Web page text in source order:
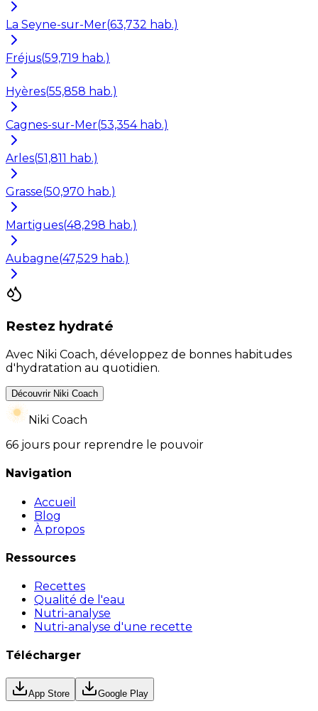
La Seyne-sur-Mer(63,732 hab.)
Fréjus(59,719 hab.)
Hyères(55,858 hab.)
Cagnes-sur-Mer(53,354hab.)
Arles(51,811 hab.)
Grasse(50,970 hab.)
Martigues(48,298 hab.)
Aubagne(47,529 hab.)
Restez hydraté
Avec Niki Coach, développez de bonnes habitudes
d'hydratation au quotidien.
Découvrir Niki Coach
Niki Coach
66 jours pour reprendre le pouvoir
Navigation
Accueil
Blog
À propos
Ressources
Recettes
Qualité de l'eau
Nutri-analyse
Nutri-analyse d'une recette
Télécharger
App Store Google Play